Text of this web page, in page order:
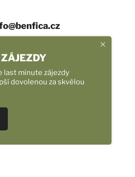
last minute zájezdy
dovolenou za skvělou
Provozní doba
Chorvatsku NOVINKA